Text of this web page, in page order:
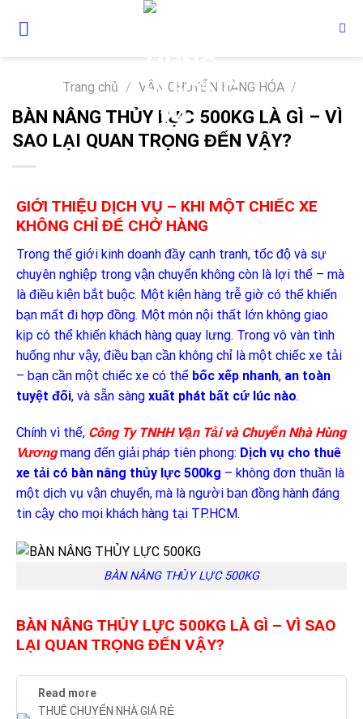
Trang chủ / VẬN CHUYỂN HÀNG HÓA /
BÀN NÂNG THỦY LỰC 500KG LÀ GÌ – VÌ
SAO LẠI QUAN TRỌNG ĐẾN VẬY?
GIỚI THIỆU DỊCH VỤ – KHI MỘT CHIẾC XE
KHÔNG CHỈ ĐỂ CHỞ HÀNG
Trong thế giới kinh doanh đầy cạnh tranh, tốc độ và sự
chuyên nghiệp trong vận chuyển không còn là lợi thế – mà
là điều kiện bắt buộc. Một kiện hàng trễ giờ có thể khiến
bạn mất đi hợp đồng. Một món nội thất lớn không giao
kịp có thể khiến khách hàng quay lưng. Trong vô vàn tình
huống như vậy, điều bạn cần không chỉ là một chiếc xe tải
– bạn cần một chiếc xe có thể bốc xếp nhanh, an toàn
tuyệt đối, và sẵn sàng xuất phát bất cứ lúc nào.
Chính vì thế, Công Ty TNHH Vận Tải và Chuyển Nhà Hùng
Vương mang đến giải pháp tiên phong: Dịch vụ cho thuê
xe tải có bàn nâng thủy lực 500kg – không đơn thuần là
một dịch vụ vận chuyển, mà là người bạn đồng hành đáng
tin cậy cho mọi khách hàng tại TP.HCM.
BÀN NÂNG THỦY LỰC 500KG
BÀN NÂNG THỦY LỰC 500KG LÀ GÌ – VÌ SAO
LẠI QUAN TRỌNG ĐẾN VẬY?
Read more
THUÊ CHUYỂN NHÀ GIÁ RẺ